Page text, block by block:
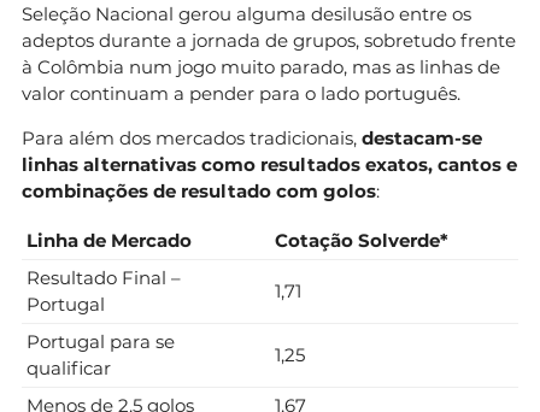
Seleção Nacional gerou alguma desilusão entre os
adeptos durante a jornada de grupos, sobretudo frente
à Colômbia num jogo muito parado, mas as linhas de
valor continuam a pender para o lado português.
Para além dos mercados tradicionais, destacam-se
linhas alternativas como resultados exatos, cantos e
combinações de resultado com golos:
Linha de Mercado
Cotação Solverde*
Resultado Final –
Portugal
1,71
Portugal para se
qualificar
1,25
Menos de 2,5 golos
1,67